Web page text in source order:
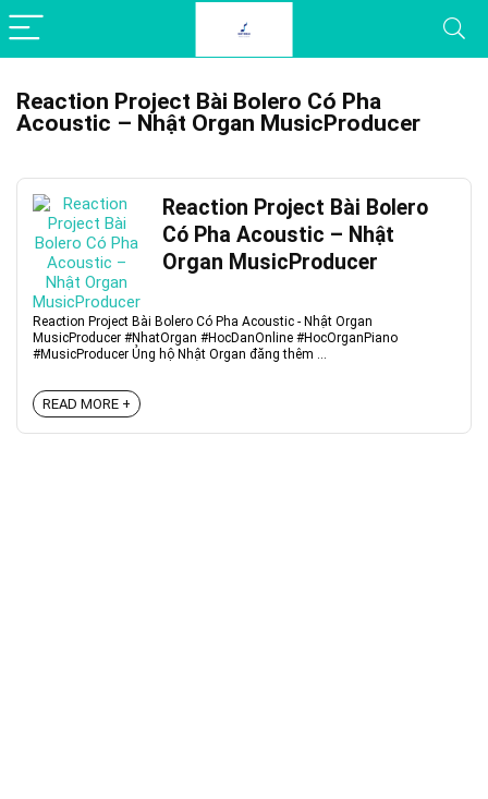
Reaction Project Bài Bolero Có Pha
Acoustic – Nhật Organ MusicProducer
Reaction Project Bài Bolero
Có Pha Acoustic – Nhật
Organ MusicProducer
Reaction Project Bài Bolero Có Pha Acoustic - Nhật Organ
MusicProducer #NhatOrgan #HocDanOnline #HocOrganPiano
#MusicProducer Ủng hộ Nhật Organ đăng thêm ...
READ MORE +